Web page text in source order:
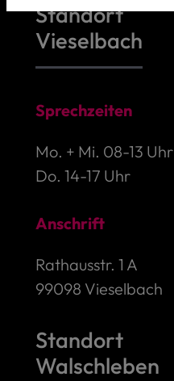
Standort
Vieselbach
Sprechzeiten
Mo. + Mi. 08-13 Uhr
Do. 14-17 Uhr
Anschrift
Rathausstr. 1 A
99098 Vieselbach
Standort
Walschleben